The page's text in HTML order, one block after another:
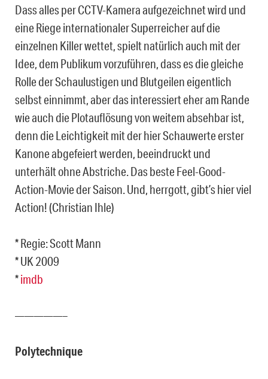
Dass alles per CCTV-Kamera aufgezeichnet wird und
eine Riege internationaler Superreicher auf die
einzelnen Killer wettet, spielt natürlich auch mit der
Idee, dem Publikum vorzuführen, dass es die gleiche
Rolle der Schaulustigen und Blutgeilen eigentlich
selbst einnimmt, aber das interessiert eher am Rande
wie auch die Plotauflösung von weitem absehbar ist,
denn die Leichtigkeit mit der hier Schauwerte erster
Kanone abgefeiert werden, beeindruckt und
unterhält ohne Abstriche. Das beste Feel-Good-
Action-Movie der Saison. Und, herrgott, gibt’s hier viel
Action! (Christian Ihle)
* Regie: Scott Mann
* UK 2009
*imdb
—————–
Polytechnique